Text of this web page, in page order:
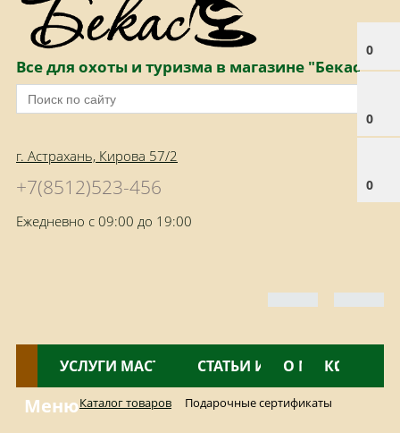
0
0
0
Все для охоты и туризма в магазине "Бекас"
г. Астрахань, Кирова 57/2
+7(8512)523-456
Ежедневно с 09:00 до 19:00
КАТАЛОГ
УСЛУГИ МАСТЕРСКОЙНОВОСТИ
СТАТЬИ И ОБЗОРЫ
О МАГАЗИНЕ
МенюКаталог товаров Подарочные сертификаты